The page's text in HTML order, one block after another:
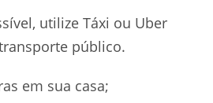
utilize Táxi ou Uber
público.
em sua casa;